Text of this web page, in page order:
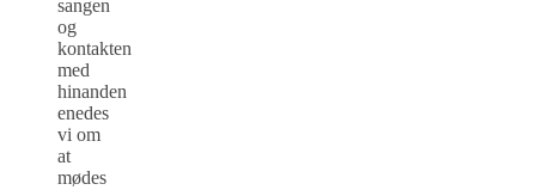
sangen
og
kontakten
med
hinanden
enedes
vi om
at
mødes